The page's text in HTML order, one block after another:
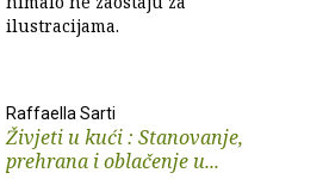
ilustracijama.
Raffaella Sarti
Živjeti u kući : Stanovanje,
prehrana i oblačenje u...